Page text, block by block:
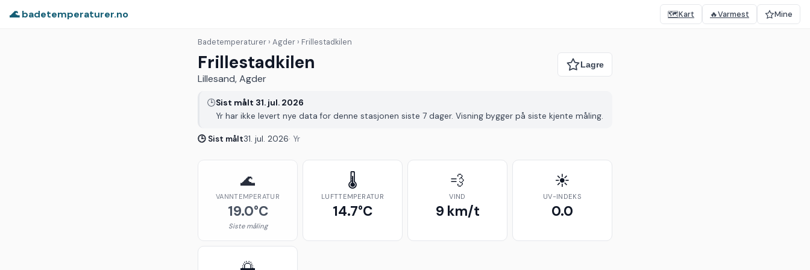
🌊 badetemperaturer.no 🗺️Kart 🔥Varmest Mine
Badetemperaturer › Agder › Frillestadkilen
Frillestadkilen
Lillesand, Agder
🕒Sist målt 31. jul. 2026
Yr har ikke levert nye data for denne stasjonen siste 7 dager. Visning bygger på siste kjente måling.
🕒 Sist målt31. jul. 2026· Yr
🌊
VANNTEMPERATUR
19.0°C
Siste måling
🌡️
LUFTTEMPERATUR
14.7°C
💨
VIND
9 km/t
☀️
UV-INDEKS
0.0